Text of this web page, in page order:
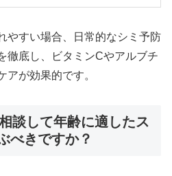
やすい場合、日常的なシミ予防
徹底し、ビタミンCやアルブチ
アが効果的です。
談して年齢に適したス
べきですか？